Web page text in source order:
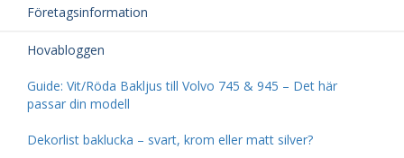
Företagsinformation
Hovabloggen
Guide: Vit/Röda Bakljus till Volvo 745 & 945 – Det här
passar din modell
Dekorlist baklucka – svart, krom eller matt silver?